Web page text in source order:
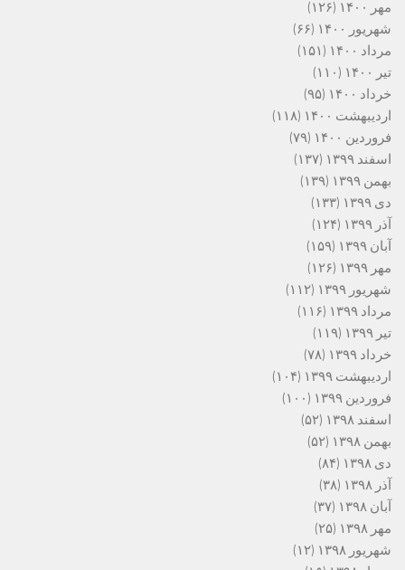
مهر ۱۴۰۰
(۱۲۶)
شهریور ۱۴۰۰
(۶۶)
مرداد ۱۴۰۰
(۱۵۱)
تیر ۱۴۰۰
(۱۱۰)
خرداد ۱۴۰۰
(۹۵)
اردیبهشت ۱۴۰۰
(۱۱۸)
فروردین ۱۴۰۰
(۷۹)
اسفند ۱۳۹۹
(۱۳۷)
بهمن ۱۳۹۹
(۱۳۹)
دی ۱۳۹۹
(۱۳۳)
آذر ۱۳۹۹
(۱۲۴)
آبان ۱۳۹۹
(۱۵۹)
مهر ۱۳۹۹
(۱۲۶)
شهریور ۱۳۹۹
(۱۱۲)
مرداد ۱۳۹۹
(۱۱۶)
تیر ۱۳۹۹
(۱۱۹)
خرداد ۱۳۹۹
(۷۸)
اردیبهشت ۱۳۹۹
(۱۰۴)
فروردین ۱۳۹۹
(۱۰۰)
اسفند ۱۳۹۸
(۵۲)
بهمن ۱۳۹۸
(۵۲)
دی ۱۳۹۸
(۸۴)
آذر ۱۳۹۸
(۳۸)
آبان ۱۳۹۸
(۳۷)
مهر ۱۳۹۸
(۲۵)
شهریور ۱۳۹۸
(۱۲)